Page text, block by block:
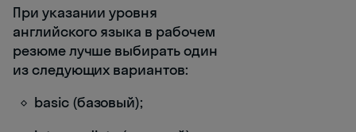
При указании уровня
английского языка в рабочем
резюме лучше выбирать один
из следующих вариантов:
basic (базовый);